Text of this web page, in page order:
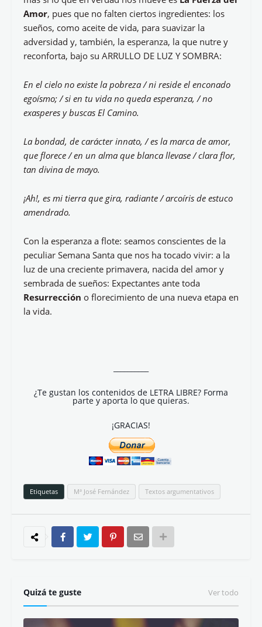
Amor, pues que no falten ciertos ingredientes: los
sueños, como aceite de vida, para suavizar la
adversidad y, también, la esperanza, la que nutre y
reconforta, bajo su ARRULLO DE LUZ Y SOMBRA:
En el cielo no existe la pobreza / ni reside el enconado
egoísmo; / si en tu vida no queda esperanza, / no
exasperes y buscas El Camino.
La bondad, de carácter innato, / es la marca de amor,
que florece / en un alma que blanca llevase / clara flor,
tan divina de mayo.
¡Ah!, es mi tierra que gira, radiante / arcoíris de estuco
amendrado.
Con la esperanza a flote: seamos conscientes de la
peculiar Semana Santa que nos ha tocado vivir: a la
luz de una creciente primavera, nacida del amor y
sembrada de sueños: Expectantes ante toda
Resurrección o florecimiento de una nueva etapa en
la vida.
¿Te gustan los contenidos de LETRA LIBRE? Forma
parte y aporta lo que quieras.
¡GRACIAS!
Etiquetas Mª José Fernández Textos argumentativos
Quizá te guste Ver todo